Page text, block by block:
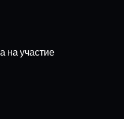
на участие